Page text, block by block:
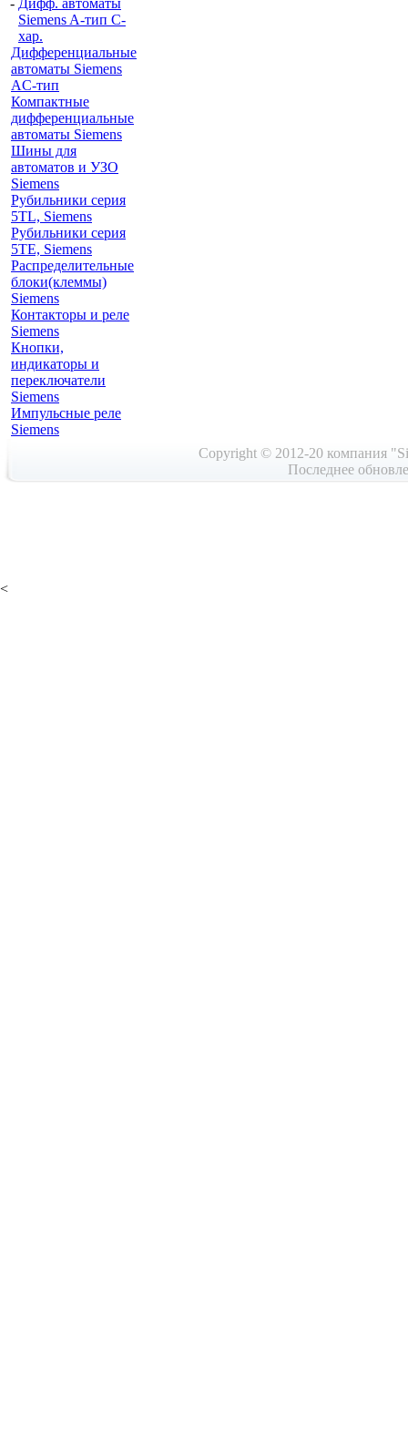
- Дифф. автоматы
Siemens A-тип C-
хар.
Дифференциальные
автоматы Siemens
AС-тип
Компактные
дифференциальные
автоматы Siemens
Шины для
автоматов и УЗО
Siemens
Рубильники серия
5TL, Siemens
Рубильники серия
5TE, Siemens
Распределительные
блоки(клеммы)
Siemens
Контакторы и реле
Siemens
Кнопки,
индикаторы и
переключатели
Siemens
Импульсные реле
Siemens
Copyright © 2012-20 компания
Последнее
<